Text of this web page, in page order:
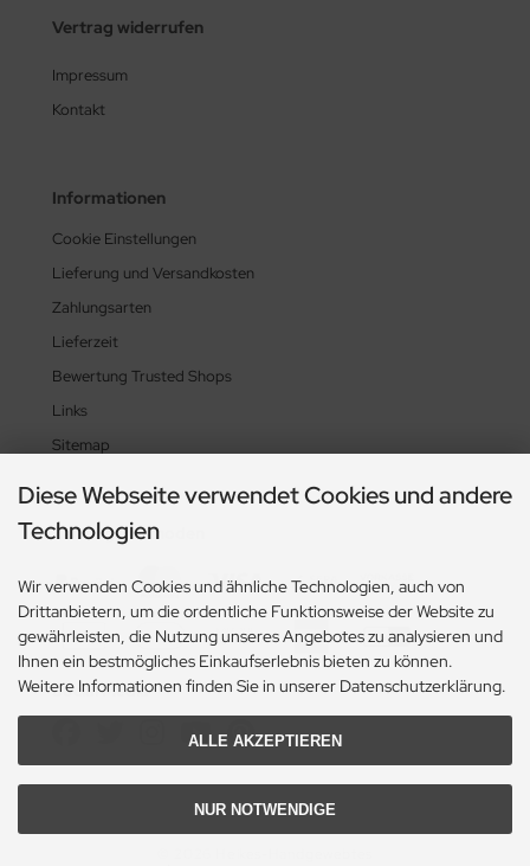
Vertrag widerrufen
Impressum
Kontakt
Informationen
Cookie Einstellungen
Lieferung und Versandkosten
Zahlungsarten
Lieferzeit
Bewertung Trusted Shops
Links
Sitemap
Zahlungsmethoden
Social Media
Diese Webseite verwendet Cookies und andere
Technologien
Wir verwenden Cookies und ähnliche Technologien, auch von
Drittanbietern, um die ordentliche Funktionsweise der Website zu
gewährleisten, die Nutzung unseres Angebotes zu analysieren und
Ihnen ein bestmögliches Einkaufserlebnis bieten zu können.
Weitere Informationen finden Sie in unserer Datenschutzerklärung.
ALLE AKZEPTIEREN
NUR NOTWENDIGE